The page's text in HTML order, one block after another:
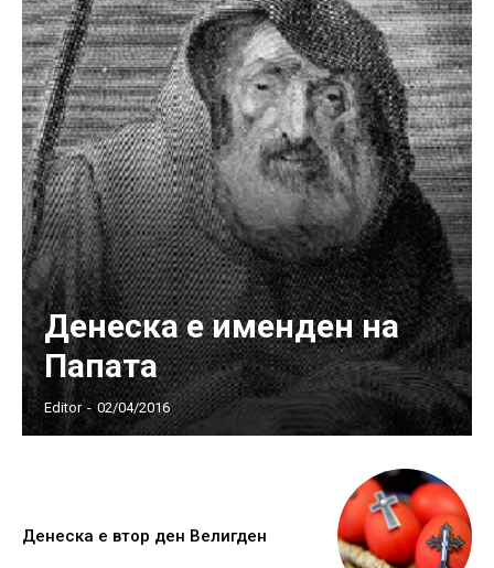
Денеска е именден на
Папата
Editor - 02/04/2016
Денеска е втор ден Велигден